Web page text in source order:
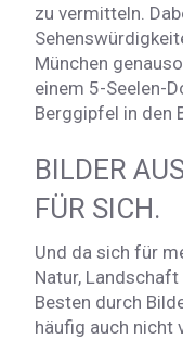
zu vermitteln.
München
einem 5-Seelen-
Berggipfel in den
BILDER
FÜR SICH.
Und da sich für
Natur,
Besten durch
häufig auch nicht